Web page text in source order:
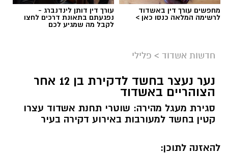
מחפשים עורך דין באשדוד
לרשימה המלאה כנסו כאן >
עורך דין דותן לינדנברג -
נפגעתם בתאונת דרכים לחצו
לקבל מה שמגיע לכם
חדשות אשדוד > פלילי
נער נעצר בחשד לדקירת בן 12 אחר
הצוהריים באשדוד
סגירת מעגל מהירה: שוטרי תחנת אשדוד עצרו
קטין בחשד למעורבות באירוע דקירה בעיר
להאזנה לתוכן: